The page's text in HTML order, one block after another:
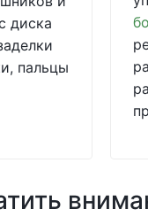
диска
пальцы